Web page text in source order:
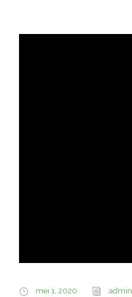
mei 1, 2020 admin